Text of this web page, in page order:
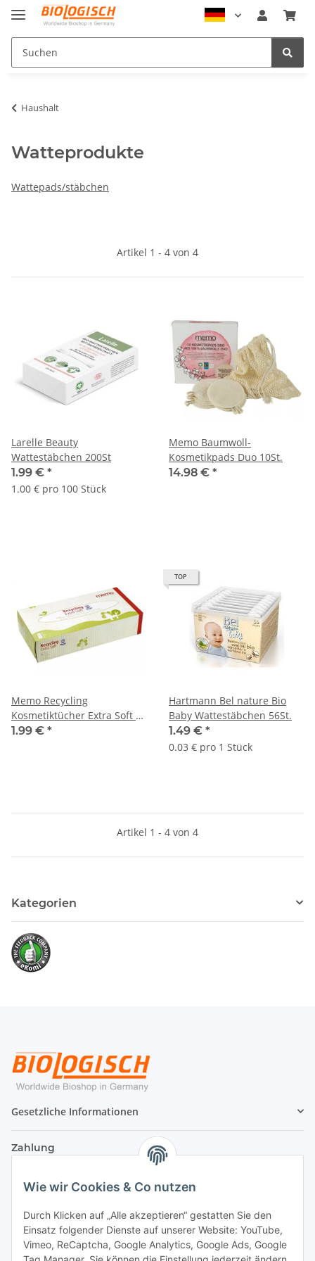
Wie wir Cookies & Co nutzen
Durch Klicken auf „Alle akzeptieren“ gestatten Sie den
Einsatz folgender Dienste auf unserer Website: YouTube,
Vimeo, ReCaptcha, Google Analytics, Google Ads, Google
Haushalt
Watteprodukte
Wattepads/stäbchen
Artikel 1 - 4 von 4
Larelle Beauty
Wattestäbchen 200St
1.99 € *
1.00 € pro 100 Stück
Memo Baumwoll-
Kosmetikpads Duo 10St.
14.98 € *
Memo Recycling
Kosmetiktücher Extra Soft 2-
Lagig100St.
1.99 € *
TOP
Hartmann Bel nature Bio
Baby Wattestäbchen 56St.
1.49 € *
0.03 € pro 1 Stück
Artikel 1 - 4 von 4
Kategorien
Gesetzliche Informationen
Zahlung